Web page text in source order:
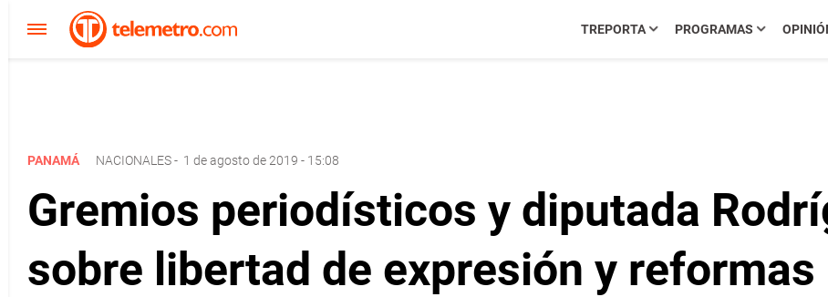
TREPORTA PROGRAMAS
PANAMÁ NACIONALES- 1 de agosto de 2019 - 15:08
Gremios periodísticos y diputada
sobre libertad de expresión y